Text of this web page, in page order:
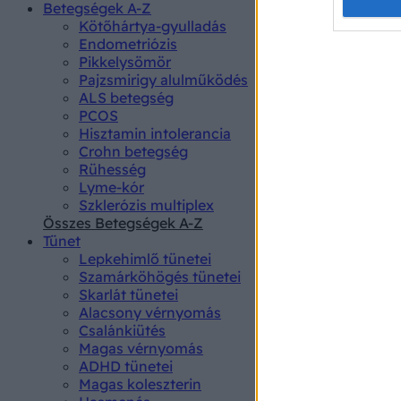
Betegségek A-Z
Kötőhártya-gyulladás
Endometriózis
Pikkelysömör
Pajzsmirigy alulműködés
ALS betegség
PCOS
Hisztamin intolerancia
Crohn betegség
Rühesség
Lyme-kór
Szklerózis multiplex
Összes Betegségek A-Z
Tünet
Lepkehimlő tünetei
Szamárköhögés tünetei
Skarlát tünetei
Alacsony vérnyomás
Csalánkiütés
Magas vérnyomás
ADHD tünetei
Magas koleszterin